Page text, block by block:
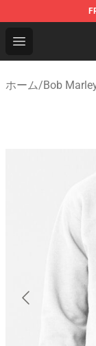
Open menu
Bob Marley
ホーム/Bob